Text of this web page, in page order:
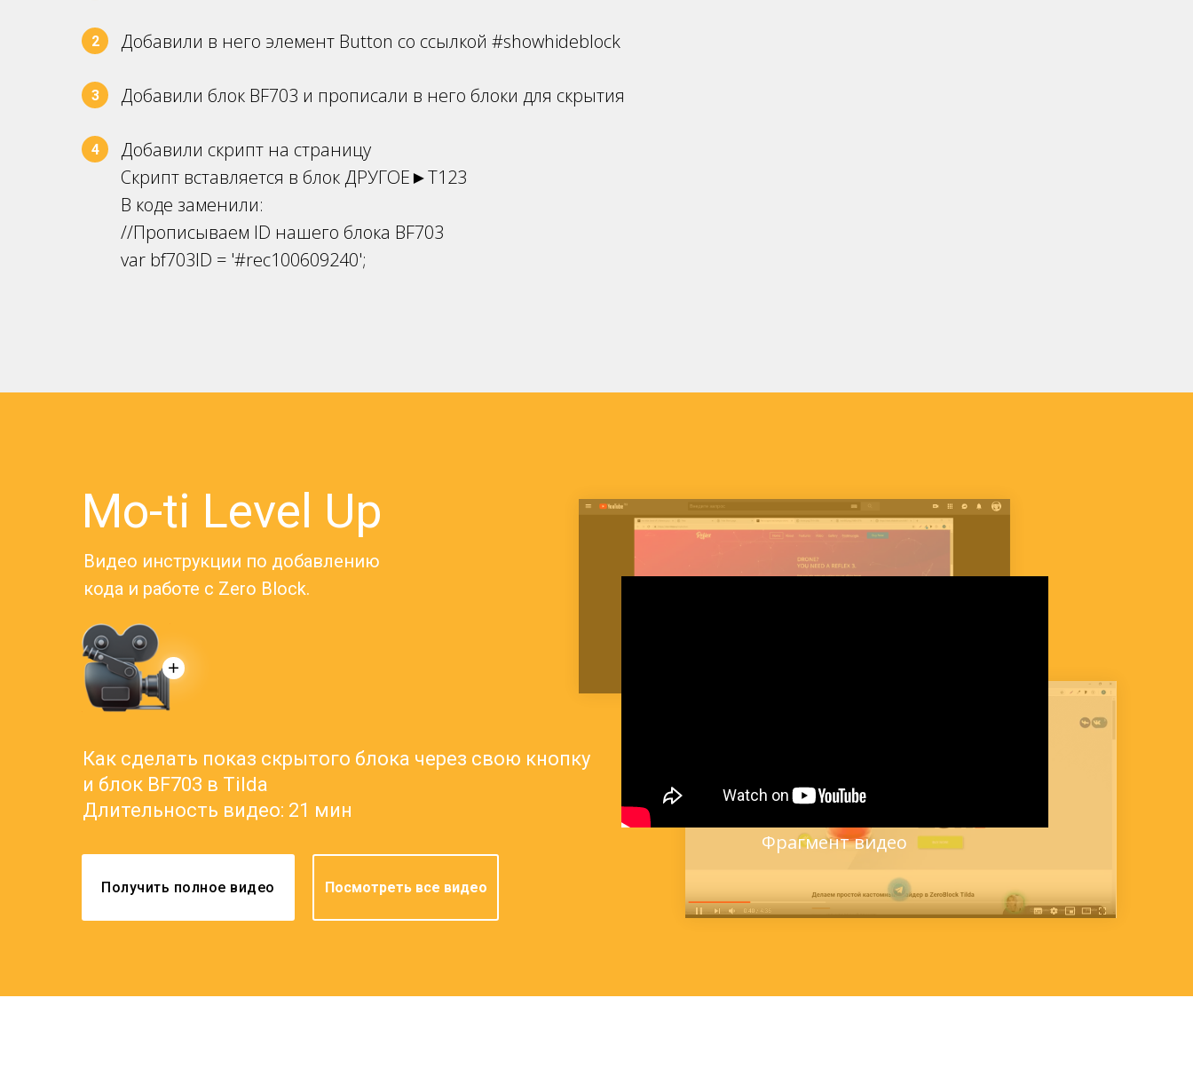
2 Добавили в него элемент Button со ссылкой #showhideblock
3 Добавили блок BF703 и прописали в него блоки для скрытия
4
Добавили скрипт на страницу
Скрипт вставляется в блок ДРУГОЕ►Т123
В коде заменили:
//Прописываем ID нашего блока BF703
var bf703ID = '#rec100609240';
Mo-ti Level Up
Видео инструкции по добавлению
кода и работе с Zero Block.
Получить полное видео Посмотреть все видео
Как сделать показ скрытого блока через свою кнопку
и блок BF703 в Tilda
Длительность видео: 21 мин
Фрагмент видео